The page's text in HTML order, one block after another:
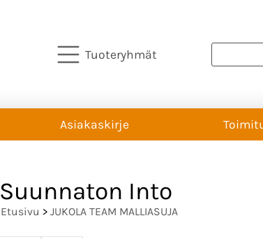
Tuoteryhmät
Asiakaskirje
Suunnaton Into
Etusivu > JUKOLA TEAM MALLIASUJA